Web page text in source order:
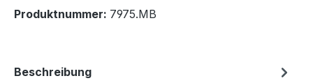
Produktnummer: 7975.MB
Beschreibung